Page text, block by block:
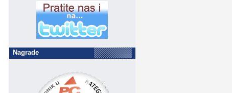
Nagrade